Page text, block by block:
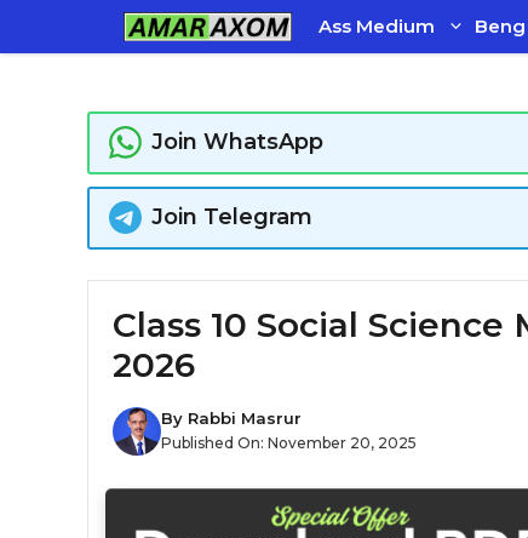
Ass Medium
Join WhatsApp
Join Telegram
Class 10 Social Science
2026
By Rabbi Masrur
Published On: November 20, 2025